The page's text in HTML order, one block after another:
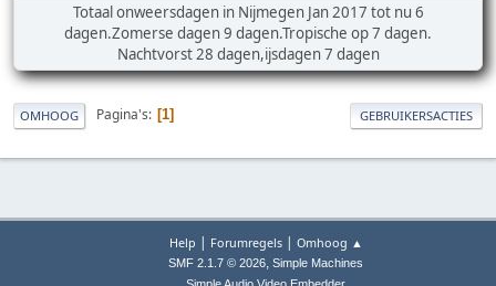
Totaal onweersdagen in Nijmegen Jan 2017 tot nu 6
dagen.Zomerse dagen 9 dagen.Tropische op 7 dagen.
Nachtvorst 28 dagen,ijsdagen 7 dagen
OMHOOG Pagina's 1 GEBRUIKERSACTIES
Help | Forumregels| Omhoog ▲
SMF 2.1.7 © 2026, Simple Machines